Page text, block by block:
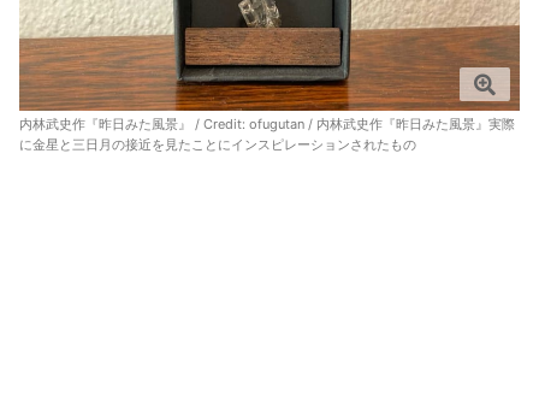
内林武史作『昨日みた風景』 / Credit: ofugutan / 内林武史作『昨日みた風景』実際
に金星と三日月の接近を見たことにインスピレーションされたもの